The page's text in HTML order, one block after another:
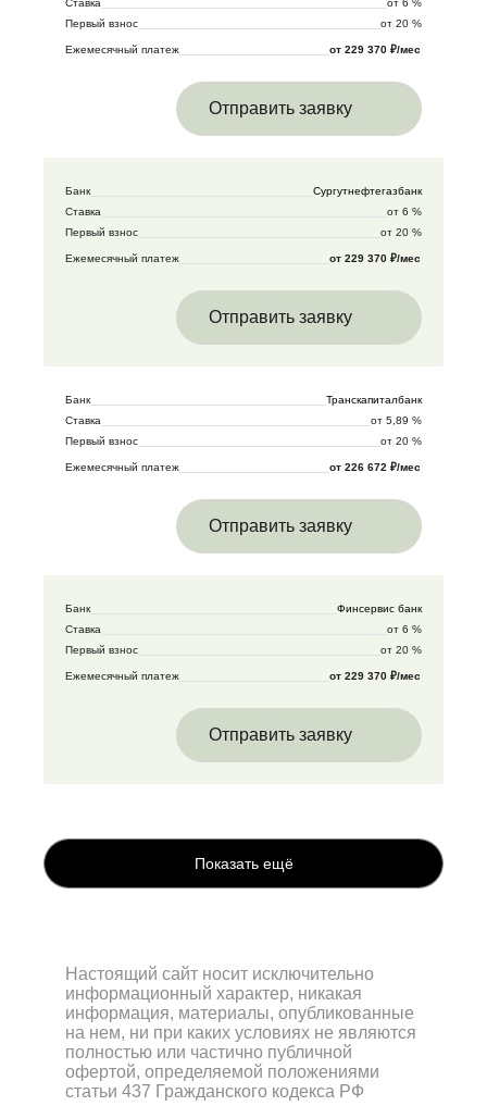
Первый взнос
от 20 %
Ежемесячный платеж от 229 370 ₽/мес
Отправить заявку
Банк
Сургутнефтегазбанк
Ставка
от 6 %
Первый взнос
от 20 %
Ежемесячный платеж от 229 370 ₽/мес
Отправить заявку
Банк
Транскапиталбанк
Ставка
от 5,89 %
Первый взнос
от 20 %
Ежемесячный платеж от 226 672 ₽/мес
Отправить заявку
Банк
Финсервис банк
Ставка
от 6 %
Первый взнос
от 20 %
Ежемесячный платеж от 229 370 ₽/мес
Отправить заявку
Показать ещё
Настоящий сайт носит исключительно
информационный характер, никакая
информация, материалы, опубликованные
на нем, ни при каких условиях не являются
полностью или частично публичной
офертой, определяемой положениями
статьи 437 Гражданского кодекса РФ